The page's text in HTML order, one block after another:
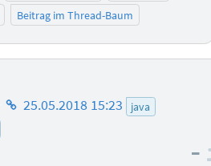
Beitrag im Thread-Baum
Homepage
25.05.2018 15:23
java
–